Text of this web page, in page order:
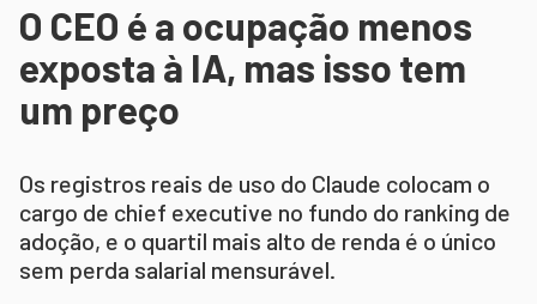
O CEO é a ocupação menos
exposta à IA, mas isso tem
um preço
Os registros reais de uso do Claude colocam o
cargo de chief executive no fundo do ranking de
adoção, e o quartil mais alto de renda é o único
sem perda salarial mensurável.